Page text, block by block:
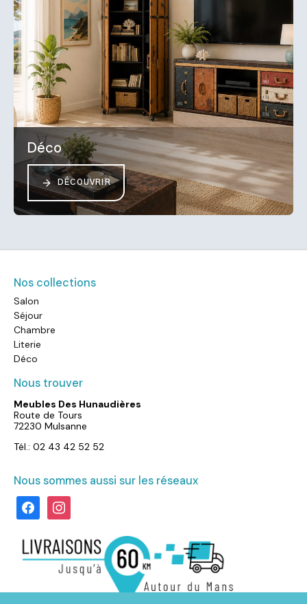
Déco
DÉCOUVRIR
Nos collections
Salon
Séjour
Chambre
Literie
Déco
Nous trouver
Meubles Des Hunaudières
Route de Tours
72230 Mulsanne
Tél.: 02 43 42 52 52
Nous sommes aussi sur les réseaux
facebookinstagram